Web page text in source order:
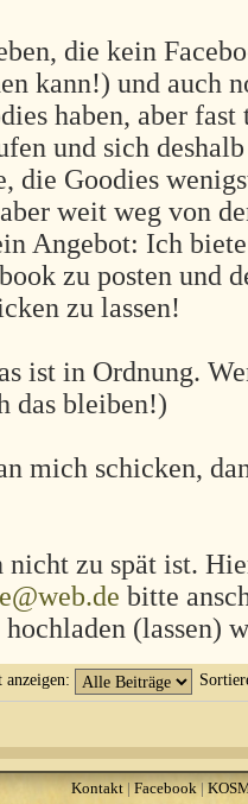
die kein
kann!) und auch
haben, aber
und sich
die Goodies
weit weg von
Angebot: Ich
zu posten und
zu lassen!
ist in Ordnung.
das bleiben!)
mich schicken,
nicht zu spät ist.
bitte
(lassen)
Kontakt|Facebook|